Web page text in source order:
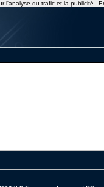
l'analyse du trafic et la publicité